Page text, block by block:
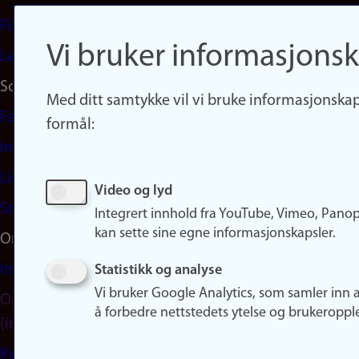
Finn studier
Ledige stillinger
Sosiale medier
Facebook
Instagram
LinkedIn
Snapchat
Om nettstedet
Informasjonskapsler
Oppdater samtykke
(informasjonskapsler)
Personvern
Vi bruker
Med ditt samtykke vil vi bruke
formål:
Video og lyd
Integrert innhold fra YouTube, Vimeo,
kan sette sine egne informasjonskapsler.
Statistikk og analyse
Vi bruker Google Analytics, som samler inn
å forbedre nettstedets ytelse og